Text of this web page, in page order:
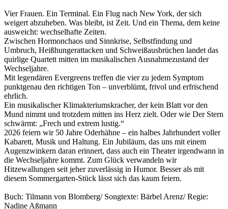
Vier Frauen. Ein Terminal. Ein Flug nach New York, der sich
weigert abzuheben. Was bleibt, ist Zeit. Und ein Thema, dem keine
ausweicht: wechselhafte Zeiten.
Zwischen Hormonchaos und Sinnkrise, Selbstfindung und
Umbruch, Heißhungerattacken und Schweißausbrüchen landet das
quirlige Quartett mitten im musikalischen Ausnahmezustand der
Wechseljahre.
Mit legendären Evergreens treffen die vier zu jedem Symptom
punktgenau den richtigen Ton – unverblümt, frivol und erfrischend
ehrlich.
Ein musikalischer Klimakteriumskracher, der kein Blatt vor den
Mund nimmt und trotzdem mitten ins Herz zielt. Oder wie Der Stern
schwärmt: „Frech und extrem lustig.“
2026 feiern wir 50 Jahre Oderhähne – ein halbes Jahrhundert voller
Kabarett, Musik und Haltung. Ein Jubiläum, das uns mit einem
Augenzwinkern daran erinnert, dass auch ein Theater irgendwann in
die Wechseljahre kommt. Zum Glück verwandeln wir
Hitzewallungen seit jeher zuverlässig in Humor. Besser als mit
diesem Sommergarten-Stück lässt sich das kaum feiern.
Buch: Tilmann von Blomberg/ Songtexte: Bärbel Arenz/ Regie:
Nadine Aßmann